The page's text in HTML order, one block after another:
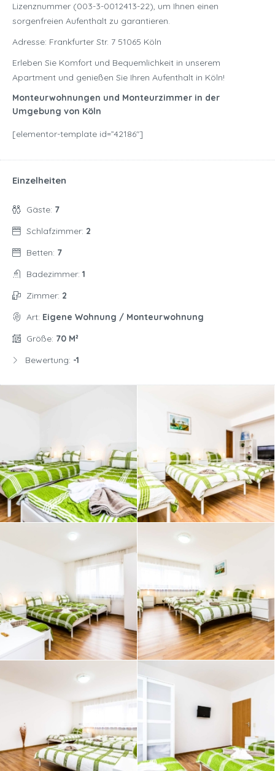
Lizenznummer (003-3-0012413-22), um Ihnen einen
sorgenfreien Aufenthalt zu garantieren.
Adresse: Frankfurter Str. 7 51065 Köln
Erleben Sie Komfort und Bequemlichkeit in unserem
Apartment und genießen Sie Ihren Aufenthalt in Köln!
Monteurwohnungen und Monteurzimmer in der
Umgebung von Köln
[elementor-template id=”42186″]
Einzelheiten
Gäste: 7
Schlafzimmer: 2
Betten: 7
Badezimmer: 1
Zimmer: 2
Art: Eigene Wohnung / Monteurwohnung
Größe: 70 M²
Bewertung: -1